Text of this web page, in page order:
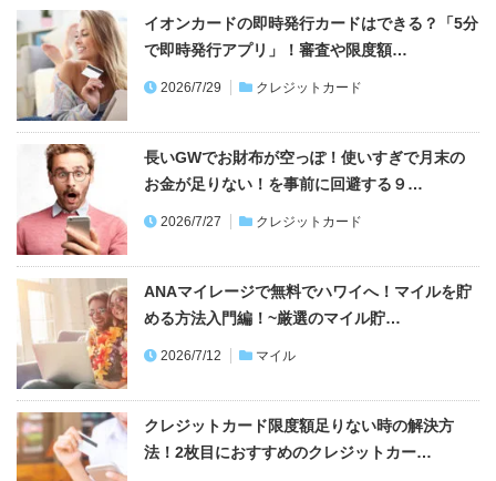
イオンカードの即時発行カードはできる？「5分
で即時発行アプリ」！審査や限度額…
2026/7/29 クレジットカード
長いGWでお財布が空っぽ！使いすぎで月末の
お金が足りない！を事前に回避する９…
2026/7/27 クレジットカード
ANAマイレージで無料でハワイへ！マイルを貯
める方法入門編！~厳選のマイル貯…
2026/7/12 マイル
クレジットカード限度額足りない時の解決方
法！2枚目におすすめのクレジットカー…